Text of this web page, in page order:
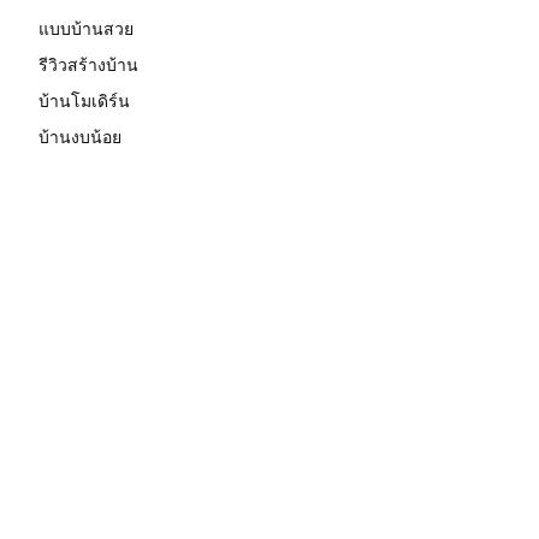
แบบบ้านสวย
รีวิวสร้างบ้าน
บ้านโมเดิร์น
บ้านงบน้อย